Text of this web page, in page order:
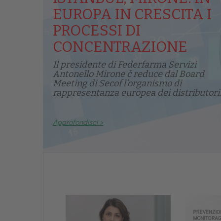
EUROPA IN CRESCITA I
PROCESSI DI
CONCENTRAZIONE
Il presidente di Federfarma Servizi
Antonello Mirone č reduce dal Board
Meeting di Secof l'organismo di
rappresentanza europea dei
Approfondisci >